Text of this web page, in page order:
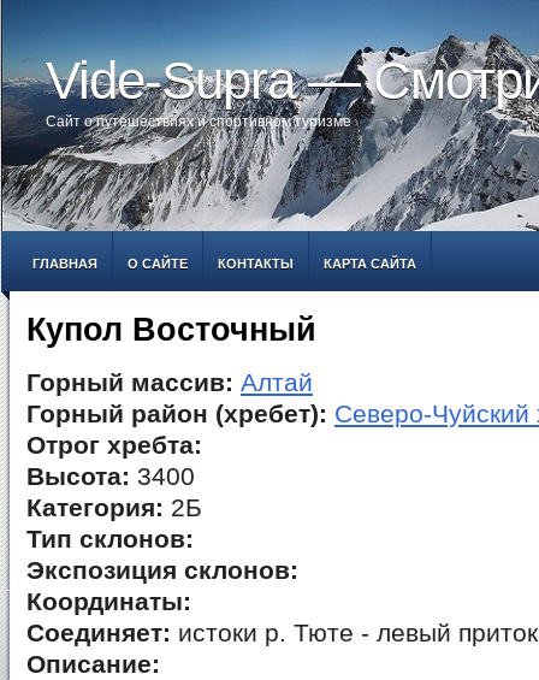
Vide-Supra —
Сайт о путешествиях и спортивном туризме
ГЛАВНАЯ О САЙТЕ КОНТАКТЫ КАРТА САЙТА
Купол Восточный
Горный массив: Алтай
Горный район (хребет): Северо-Чуйский
Отрог хребта:
Высота: 3400
Категория: 2Б
Тип склонов:
Экспозиция склонов:
Координаты:
Соединяет: истоки р. Тюте - левый
Описание: